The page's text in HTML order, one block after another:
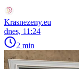
Krasnezeny.eu
dnes, 11:24
2 min